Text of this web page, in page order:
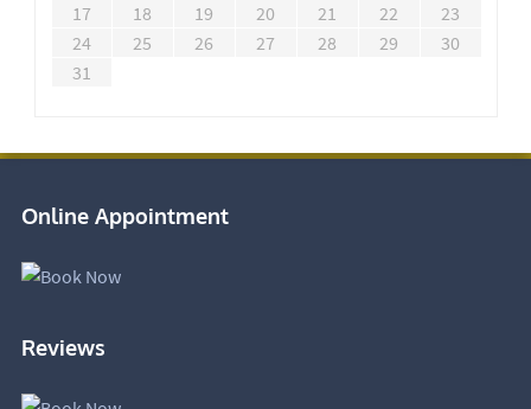
17
18 19 20 21 22
23
24
25 26 27 28 29
30
31
Online Appointment
Reviews